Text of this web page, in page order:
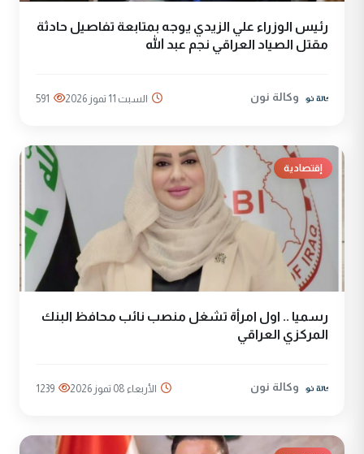
رئيس الوزراء علي الزيدي يوجه بمتابعة تفاصيل حادثة
مقتل الصياد العراقي نجم عبد الله
وكالة نون السبت 11 تموز 2026 591
إقتصادية
رسميا .. اول امرأة تشغل منصب نائب محافظ البنك
المركزي العراقي
وكالة نون الأربعاء 08 تموز 2026 1239